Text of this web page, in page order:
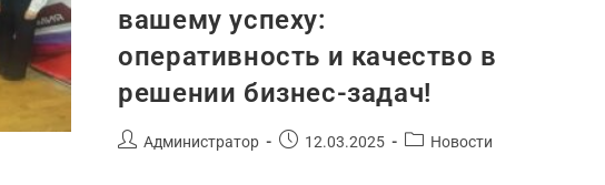
вашему успеху:
оперативность и качество в
решении бизнес-задач!
Администратор 12.03.2025 Новости